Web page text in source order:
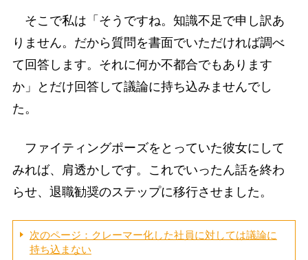
そこで私は「そうですね。知識不足で申し訳あ
りません。だから質問を書面でいただければ調べ
て回答します。それに何か不都合でもあります
か」とだけ回答して議論に持ち込みませんでし
た。
ファイティングポーズをとっていた彼女にして
みれば、肩透かしです。これでいったん話を終わ
らせ、退職勧奨のステップに移行させました。
次のページ：クレーマー化した社員に対しては議論に
持ち込まない